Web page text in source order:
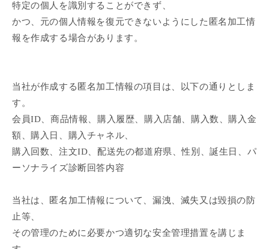
特定の個人を識別することができず、
かつ、元の個人情報を復元できないようにした匿名加工情
報を作成する場合があります。
当社が作成する匿名加工情報の項目は、以下の通りとしま
す。
会員ID、商品情報、購入履歴、購入店舗、購入数、購入金
額、購入日、購入チャネル、
購入回数、注文ID、配送先の都道府県、性別、誕生日、パ
ーソナライズ診断回答内容
当社は、匿名加工情報について、漏洩、滅失又は毀損の防
止等、
その管理のために必要かつ適切な安全管理措置を講じま